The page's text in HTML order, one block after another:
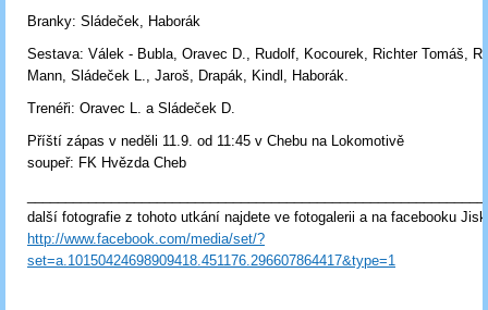
Branky: Sládeček, Haborák
Sestava: Válek - Bubla, Oravec D., Rudolf, Kocourek, Richter Tomáš,
Mann, Sládeček L., Jaroš, Drapák, Kindl, Haborák.
Trenéři: Oravec L. a Sládeček D.
Příští zápas v neděli 11.9. od 11:45 v Chebu na Lokomotivě
soupeř: FK Hvězda Cheb
další fotografie z tohoto utkání najdete ve fotogalerii a na facebooku
http://www.facebook.com/media/set/?
set=a.10150424698909418.451176.296607864417&type=1